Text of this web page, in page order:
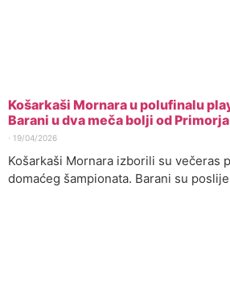
Košarkaši Mornara u polufinalu
Barani u dva meča bolji od Primorja
⋅ 19/04/2026
Košarkaši Mornara izborili su večeras
domaćeg šampionata. Barani su